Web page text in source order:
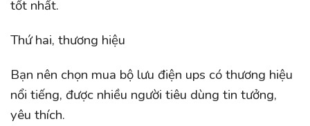
tốt nhất.
Thứ hai, thương hiệu
Bạn nên chọn mua bộ lưu điện ups có thương hiệu
nổi tiếng, được nhiều người tiêu dùng tin tưởng,
yêu thích.